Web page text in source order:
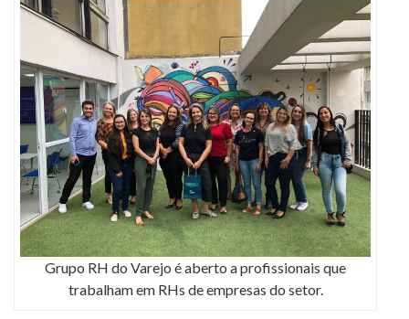
Grupo RH do Varejo é aberto a profissionais que
trabalham em RHs de empresas do setor.